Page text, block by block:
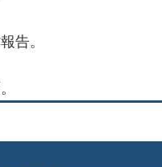
告。